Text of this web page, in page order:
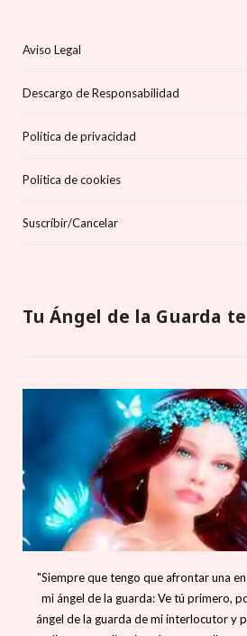
Aviso Legal
Descargo de Responsabilidad
Política de privacidad
Política de cookies
Suscríbir/Cancelar
Tu Ángel de la Guarda
"Siempre que tengo que afrontar una
mi ángel de la guarda: Ve tú primero,
ángel de la guarda de mi interlocutor y